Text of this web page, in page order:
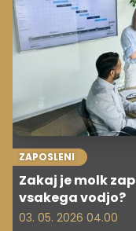
ZAPOSLENI
Zakaj je molk
vsakega vodjo?
03. 05. 2026 04.00